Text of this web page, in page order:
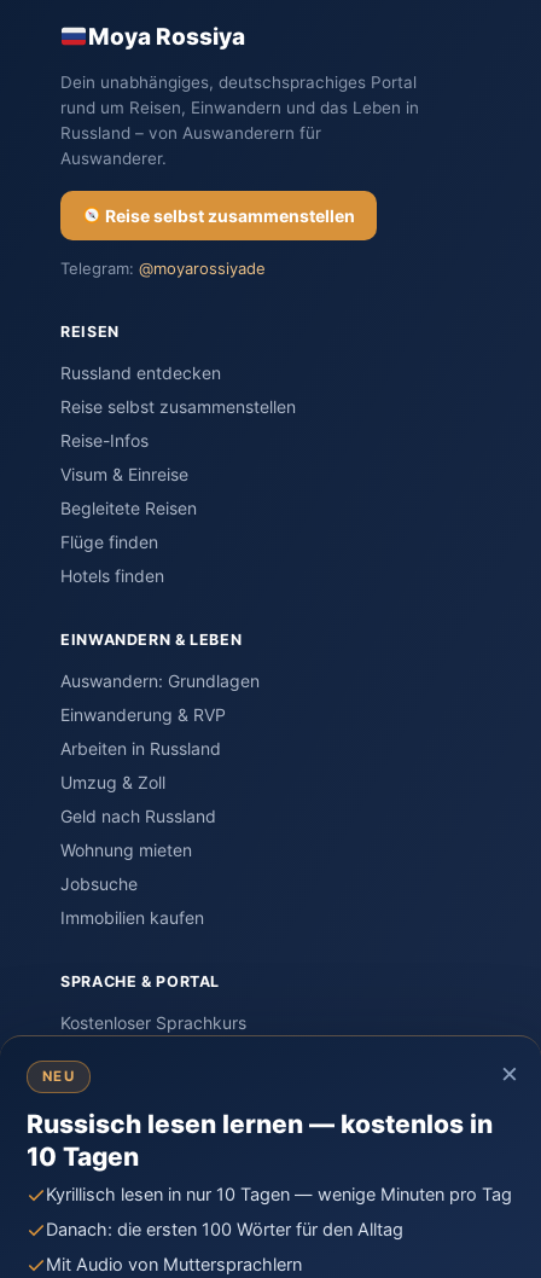
Moya Rossiya
Dein unabhängiges, deutschsprachiges Portal
rund um Reisen, Einwandern und das Leben in
Russland – von Auswanderern für
Auswanderer.
Reise selbst zusammenstellen
Telegram: @moyarossiyade
REISEN
Russland entdecken
Reise selbst zusammenstellen
Reise-Infos
Visum & Einreise
Begleitete Reisen
Flüge finden
Hotels finden
EINWANDERN & LEBEN
Auswandern: Grundlagen
Einwanderung & RVP
Arbeiten in Russland
Umzug & Zoll
Geld nach Russland
Wohnung mieten
Jobsuche
Immobilien kaufen
SPRACHE & PORTAL
Kostenloser Sprachkurs
Einstufungstest
Sprachreisen
PORTAL – Community
Wissen & Ratgeber
Russland-Knigge
Kontakt
×
NEU
Russisch lesen lernen — kostenlos in
10 Tagen
Kyrillisch lesen in nur 10 Tagen — wenige Minuten pro Tag
Danach: die ersten 100 Wörter für den Alltag
Mit Audio von Muttersprachlern